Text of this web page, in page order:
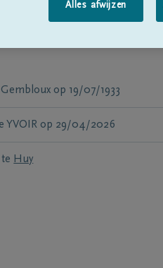
Gembloux op 19/07/1933
YVOIR op 29/04/2026
Huy
Alles afwijzen